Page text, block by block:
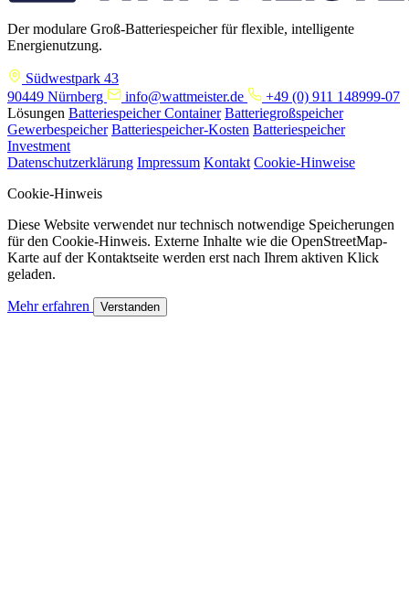
Der modulare Groß-Batteriespeicher für flexible, intelligente
Energienutzung.
Südwestpark 43
90449 Nürnberg
info@wattmeister.de
+49 (0) 911 148999-07
Lösungen Batteriespeicher Container Batteriegroßspeicher
Gewerbespeicher Batteriespeicher-Kosten Batteriespeicher
Investment
Datenschutzerklärung Impressum Kontakt Cookie-Hinweise
Cookie-Hinweis
Diese Website verwendet nur technisch notwendige Speicherungen
für den Cookie-Hinweis. Externe Inhalte wie die OpenStreetMap-
Karte auf der Kontaktseite werden erst nach Ihrem aktiven Klick
geladen.
Mehr erfahren Verstanden